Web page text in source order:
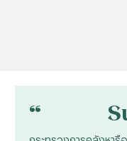
“